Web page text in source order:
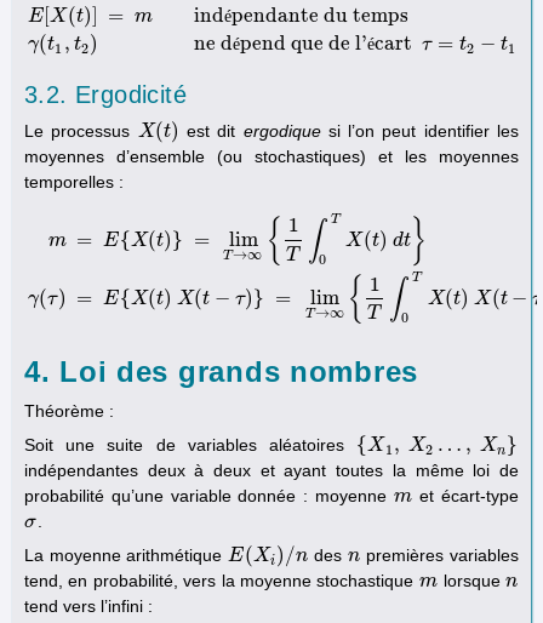
E[X(t)] = m
γ(t1 , t2)
indépendante du temps
ne dépend que de l'écart τ = t2 − t1
X ] = m indépendante du temps ne dépend que de l'écart
3.2. Ergodicité
Le processus X(t)
X(t) est dit ergodiquesi l’on peut identifier les
moyennes d’ensemble (ou stochastiques) et les moyennes
temporelles :
m
γ(τ)
= E{X(t)} = lim
T→∞ { 1
T ∫ T
0
X(t) dt}
= E{X(t) X(t − τ) } = lim
T→∞ { 1
T ∫ T
0
X(t) X(t − τ
d (τ ) t−
4. Loi des grands nombres
Théorème :
Soit une suite de variables aléatoires {X 1 , X2 … , Xn }
{ X1, X 2…, X n }
indépendantes deux à deux et ayant toutes la même loi de
probabilité qu’une variable donnée : moyenne m
m et écart-type
σ
σ.
La moyenne arithmétiqueE(Xi) /n
E(Xi)/n des n
n premières variables
tend, en probabilité, vers la moyenne stochastique m
m lorsquen
n
tend vers l’infini :